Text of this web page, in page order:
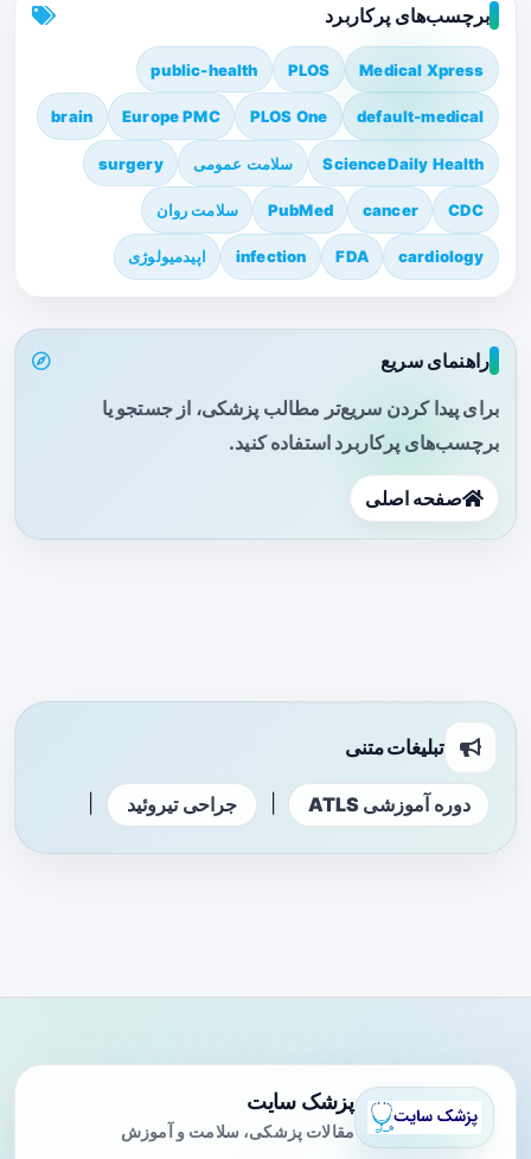
برچسب‌های پرکاربرد
Medical Xpress
PLOS
public-health
default-medical
PLOS One
Europe PMC
brain
ScienceDaily Health سلامت عمومی surgery
CDC
cancer
PubMed سلامت روان
cardiology
FDA
infection اپیدمیولوژی
راهنمای سریع
برای پیدا کردن سریع‌تر مطالب پزشکی، از جستجو یا
برچسب‌های پرکاربرد استفاده کنید.
صفحه اصلی
تبلیغات متنی
دوره آموزشی ATLS جراحی تیروئید
پزشک سایت
مقالات پزشکی، سلامت و آموزش